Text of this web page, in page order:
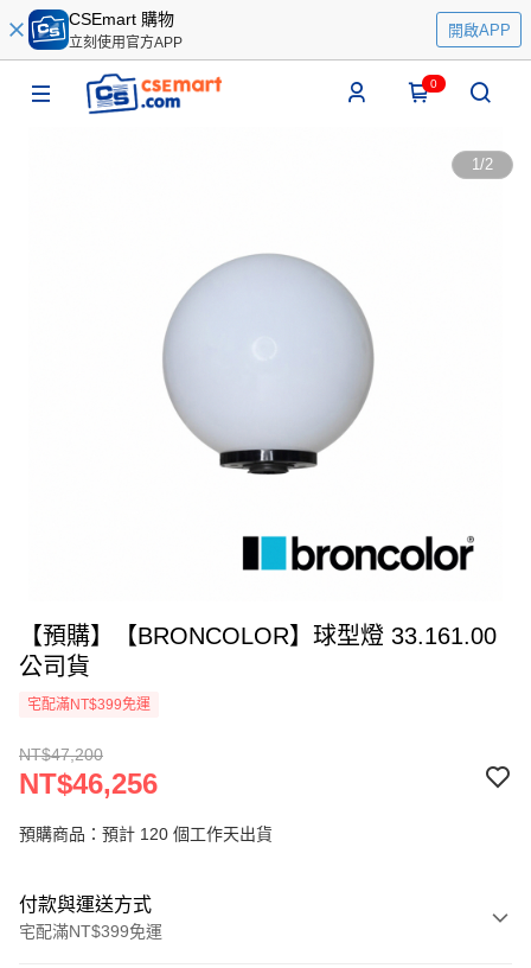
CSEmart 購物
立刻使用官方APP
開啟APP
0
1/2
【預購】【BRONCOLOR】球型燈 33.161.00
公司貨
宅配滿NT$399免運
NT$47,200
NT$46,256
預購商品：預計 120 個工作天出貨
付款與運送方式
宅配滿NT$399免運